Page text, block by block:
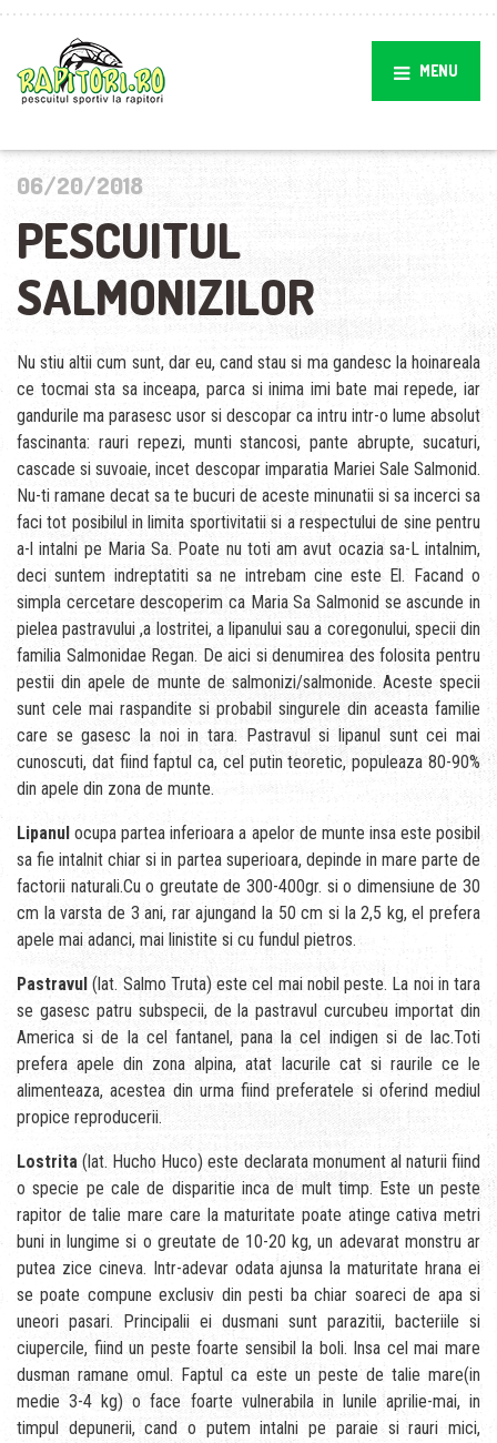
MENU
06/20/2018
PESCUITUL
SALMONIZILOR
Nu stiu altii cum sunt, dar eu, cand stau si ma gandesc la hoinareala
ce tocmai sta sa inceapa, parca si inima imi bate mai repede, iar
gandurile ma parasesc usor si descopar ca intru intr-o lume absolut
fascinanta: rauri repezi, munti stancosi, pante abrupte, sucaturi,
cascade si suvoaie, incet descopar imparatia Mariei Sale Salmonid.
Nu-ti ramane decat sa te bucuri de aceste minunatii si sa incerci sa
faci tot posibilul in limita sportivitatii si a respectului de sine pentru
a-l intalni pe Maria Sa. Poate nu toti am avut ocazia sa-L intalnim,
deci suntem indreptatiti sa ne intrebam cine este El. Facand o
simpla cercetare descoperim ca Maria Sa Salmonid se ascunde in
pielea pastravului ,a lostritei, a lipanului sau a coregonului, specii din
familia Salmonidae Regan. De aici si denumirea des folosita pentru
pestii din apele de munte de salmonizi/salmonide. Aceste specii
sunt cele mai raspandite si probabil singurele din aceasta familie
care se gasesc la noi in tara. Pastravul si lipanul sunt cei mai
cunoscuti, dat fiind faptul ca, cel putin teoretic, populeaza 80-90%
din apele din zona de munte.
Lipanul ocupa partea inferioara a apelor de munte insa este posibil
sa fie intalnit chiar si in partea superioara, depinde in mare parte de
factorii naturali.Cu o greutate de 300-400gr. si o dimensiune de 30
cm la varsta de 3 ani, rar ajungand la 50 cm si la 2,5 kg, el prefera
apele mai adanci, mai linistite si cu fundul pietros.
Pastravul (lat. Salmo Truta) este cel mai nobil peste. La noi in tara
se gasesc patru subspecii, de la pastravul curcubeu importat din
America si de la cel fantanel, pana la cel indigen si de lac.Toti
prefera apele din zona alpina, atat lacurile cat si raurile ce le
alimenteaza, acestea din urma fiind preferatele si oferind mediul
propice reproducerii.
Lostrita (lat. Hucho Huco) este declarata monument al naturii fiind
o specie pe cale de disparitie inca de mult timp. Este un peste
rapitor de talie mare care la maturitate poate atinge cativa metri
buni in lungime si o greutate de 10-20 kg, un adevarat monstru ar
putea zice cineva. Intr-adevar odata ajunsa la maturitate hrana ei
se poate compune exclusiv din pesti ba chiar soareci de apa si
uneori pasari. Principalii ei dusmani sunt parazitii, bacteriile si
ciupercile, fiind un peste foarte sensibil la boli. Insa cel mai mare
dusman ramane omul. Faptul ca este un peste de talie mare(in
medie 3-4 kg) o face foarte vulnerabila in lunile aprilie-mai, in
timpul depunerii, cand o putem intalni pe paraie si rauri mici,